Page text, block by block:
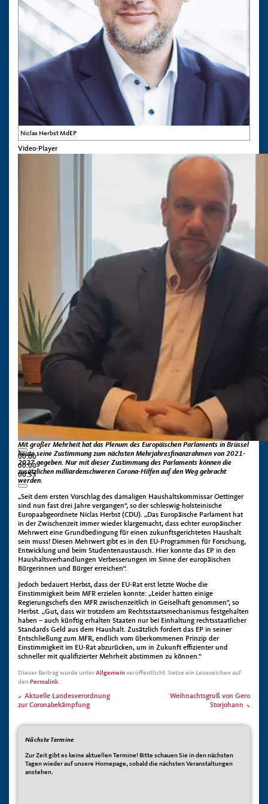
Niclas Herbst MdEP
Video-Player
00:00
00:00
00:53
Mit großer Mehrheit hat das Plenum des Europäischen Parlaments in Brüssel
heute seine Zustimmung zum nächsten Mehrjahresfinanzrahmen von 2021-
2027 gegeben. Nur mit dieser Zustimmung des Parlaments können die
zusätzlichen milliardenschweren Corona-Hilfen auf den Weg gebracht
werden.
„Seit dem ersten Vorschlag des damaligen Haushaltskommissar Oettinger
sind nun fast drei Jahre vergangen“, so der schleswig-holsteinische
Europaabgeordnete Niclas Herbst (CDU). „Das Europäische Parlament hat
in der Zwischenzeit immer wieder klargemacht, dass echter europäischer
Mehrwert eine Grundbedingung für einen zukunftsgerichteten Haushalt
sein muss! Diesen Mehrwert gibt es in den EU-Programmen für Forschung,
Entwicklung und beim Studentenaustausch. Hier konnte das EP in den
Haushaltsverhandlungen Verbesserungen im Sinne der europäischen
Bürgerinnen und Bürger erreichen“.
Jedoch bedauert Herbst, dass der EU-Rat erst letzte Woche die
Einstimmigkeit beim MFR erzielen konnte: „Leider hatten einige
Regierungschefs den MFR zwischenzeitlich in Geiselhaft genommen“, so
Herbst. „Gut, dass wir trotzdem am Rechtsstaatsmechanismus festgehalten
haben – auch künftig erhalten Staaten nur bei Einhaltung rechtsstaatlicher
Standards Geld aus dem Haushalt. Zusätzlich fordert das EP in seiner
Entschließung zum MFR, endlich vom überkommenen Prinzip der
Einstimmigkeit im EU-Rat abzurücken, um in Zukunft effizienter und
schneller mit qualifizierter Mehrheit abstimmen zu können.“
Dieser Beitrag wurde unterAllgemeinveröffentlicht. Setze ein Lesezeichen auf
den Permalink.
Aktuelle Landesverordnung
zur Coronabekämpfung
Weihnachtsgruß von Gero
Storjohann
Nächste Termine
Zur Zeit gibt es keine aktuellen Termine! Bitte schauen Sie in den nächsten
Tagen wieder auf unsere Homepage, sobald die nächsten Veranstaltungen
anstehen.